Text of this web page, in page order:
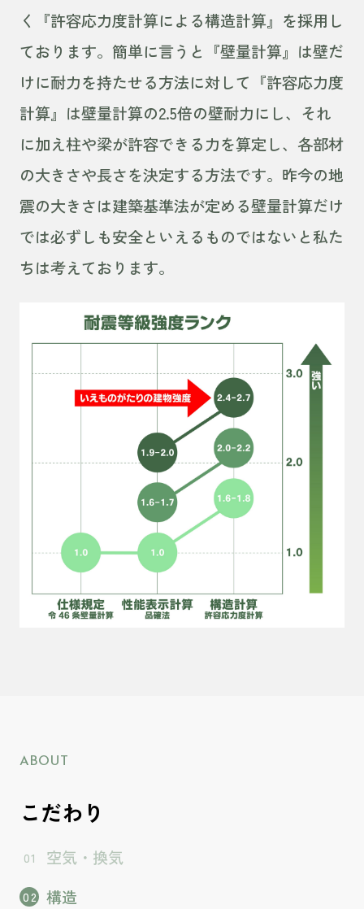
く『許容応力度計算による構造計算』を採用し
ております。簡単に言うと『壁量計算』は壁だ
けに耐力を持たせる方法に対して『許容応力度
計算』は壁量計算の2.5倍の壁耐力にし、それ
に加え柱や梁が許容できる力を算定し、各部材
の大きさや長さを決定する方法です。昨今の地
震の大きさは建築基準法が定める壁量計算だけ
では必ずしも安全といえるものではないと私た
ちは考えております。
ABOUT
こだわり
空気・換気
構造